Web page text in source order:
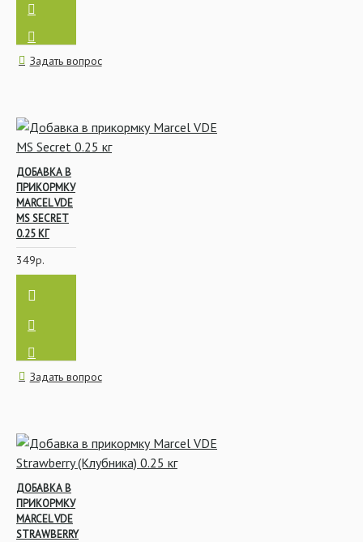
Задать вопрос
ДОБАВКА В
ПРИКОРМКУ
MARCEL VDE
MS SECRET
0.25 КГ
349р.
Задать вопрос
ДОБАВКА В
ПРИКОРМКУ
MARCEL VDE
STRAWBERRY